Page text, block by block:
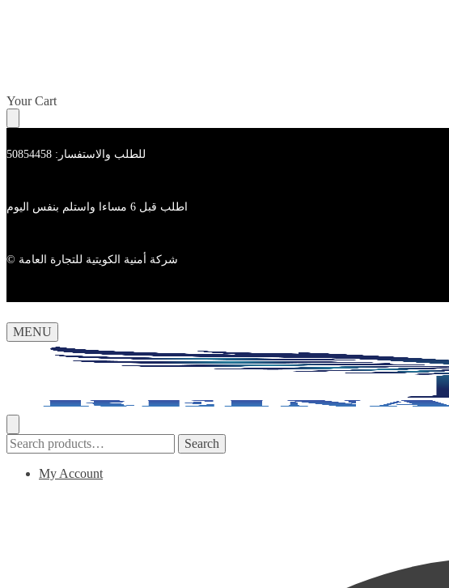
Skip
to
navigation
Skip
to
content
Your Cart
للطلب والاستفسار: 50854458
اطلب قبل 6 مساءا واستلم بنفس اليوم
© شركة أمنية الكويتية للتجارة العامة
MENU
Search
for:
Search
My Account